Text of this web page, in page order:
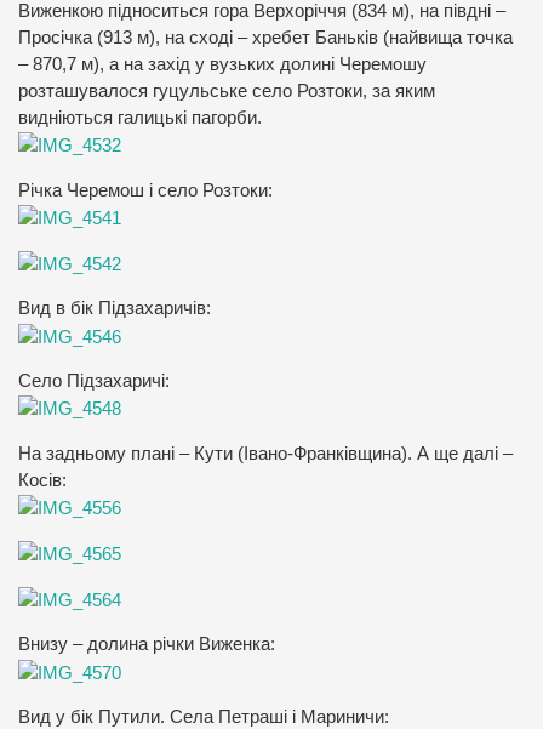
Виженкою підноситься гора Верхоріччя (834 м), на півдні –
Просічка (913 м), на сході – хребет Баньків (найвища точка
– 870,7 м), а на захід у вузьких долині Черемошу
розташувалося гуцульське село Розтоки, за яким
видніються галицькі пагорби.
Річка Черемош і село Розтоки:
Вид в бік Підзахаричів:
Село Підзахаричі:
На задньому плані – Кути (Івано-Франківщина). А ще далі –
Косів:
Внизу – долина річки Виженка:
Вид у бік Путили. Села Петраші і Мариничи: